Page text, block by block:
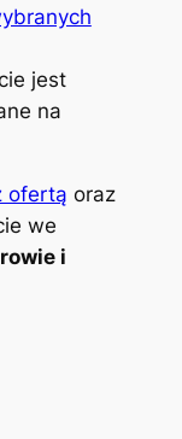
jest
na
ofertą oraz
we
i